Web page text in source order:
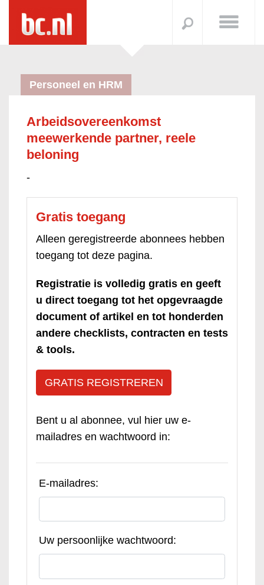
Personeel en HRM
Arbeidsovereenkomst
meewerkende partner, reele
beloning
-
Gratis toegang
Alleen geregistreerde abonnees hebben
toegang tot deze pagina.
Registratie is volledig gratis en geeft
u direct toegang tot het opgevraagde
document of artikel en tot honderden
andere checklists, contracten en tests
& tools.
GRATIS REGISTREREN
Bent u al abonnee, vul hier uw e-
mailadres en wachtwoord in:
E-mailadres:
Uw persoonlijke wachtwoord: